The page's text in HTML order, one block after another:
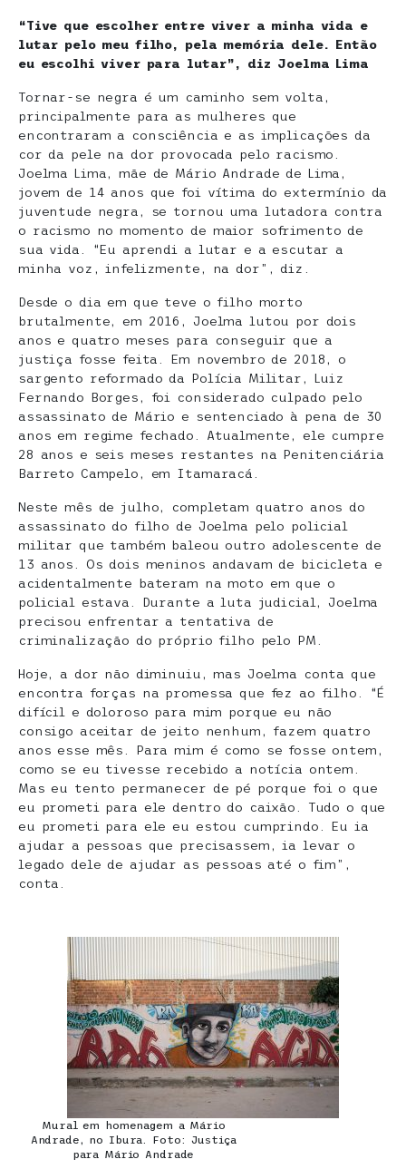
“Tive que escolher entre viver a minha vida e
lutar pelo meu filho, pela memória dele. Então
eu escolhi viver para lutar”, diz Joelma Lima
Tornar-se negra é um caminho sem volta,
principalmente para as mulheres que
encontraram a consciência e as implicações da
cor da pele na dor provocada pelo racismo.
Joelma Lima, mãe de Mário Andrade de Lima,
jovem de 14 anos que foi vítima do extermínio da
juventude negra, se tornou uma lutadora contra
o racismo no momento de maior sofrimento de
sua vida. “Eu aprendi a lutar e a escutar a
minha voz, infelizmente, na dor”, diz.
Desde o dia em que teve o filho morto
brutalmente, em 2016, Joelma lutou por dois
anos e quatro meses para conseguir que a
justiça fosse feita. Em novembro de 2018, o
sargento reformado da Polícia Militar, Luiz
Fernando Borges, foi considerado culpado pelo
assassinato de Mário e sentenciado à pena de 30
anos em regime fechado. Atualmente, ele cumpre
28 anos e seis meses restantes na Penitenciária
Barreto Campelo, em Itamaracá.
Neste mês de julho, completam quatro anos do
assassinato do filho de Joelma pelo policial
militar que também baleou outro adolescente de
13 anos. Os dois meninos andavam de bicicleta e
acidentalmente bateram na moto em que o
policial estava. Durante a luta judicial, Joelma
precisou enfrentar a tentativa de
criminalização do próprio filho pelo PM.
Hoje, a dor não diminuiu, mas Joelma conta que
encontra forças na promessa que fez ao filho. “É
difícil e doloroso para mim porque eu não
consigo aceitar de jeito nenhum, fazem quatro
anos esse mês. Para mim é como se fosse ontem,
como se eu tivesse recebido a notícia ontem.
Mas eu tento permanecer de pé porque foi o que
eu prometi para ele dentro do caixão. Tudo o que
eu prometi para ele eu estou cumprindo. Eu ia
ajudar a pessoas que precisassem, ia levar o
legado dele de ajudar as pessoas até o fim”,
conta.
Mural em homenagem a Mário
Andrade, no Ibura. Foto: Justiça
para Mário Andrade